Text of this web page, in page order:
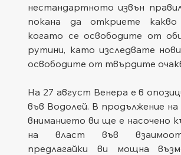
нестандартното извън
покана да откриете какво
когато се освободите от
рутини, като изследвате
освободите от твърдите
На 27 август Венера е в
във Водолей. В продължение на
вниманието ви ще е насочено
на власт във
предлагайки ви мощна